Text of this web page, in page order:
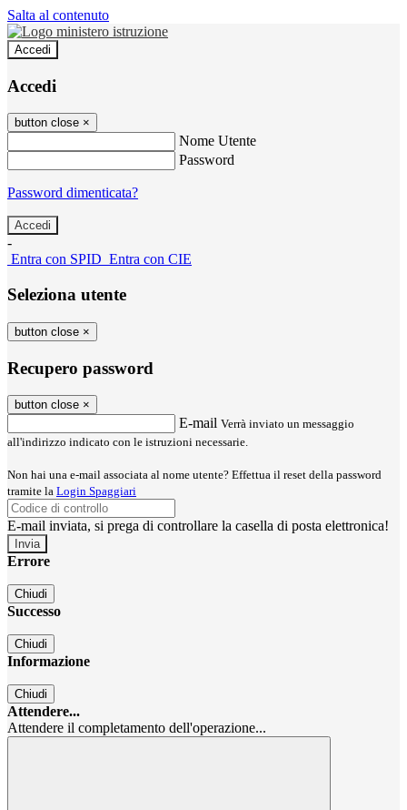
Salta al contenuto
Accedi
Accedi
button close ×
Nome Utente
Password
Password dimenticata?
-
Entra con SPID Entra con CIE
Seleziona utente
button close ×
Recupero password
button close ×
E-mail Verrà inviato un messaggio
all'indirizzo indicato con le istruzioni necessarie.
Non hai una e-mail associata al nome utente? Effettua il reset della password
tramite la Login Spaggiari
E-mail inviata, si prega di controllare la casella di posta elettronica!
Errore
Chiudi
Successo
Chiudi
Informazione
Chiudi
Attendere...
Attendere il completamento dell'operazione...